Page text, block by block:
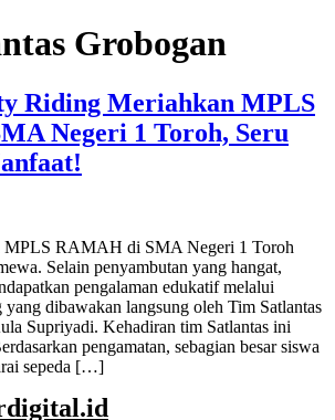
Grobogan
Riding Meriahkan MPLS
Negeri 1 Toroh, Seru
MPLS RAMAH di SMA Negeri 1 Toroh
Selain penyambutan yang hangat,
pengalaman edukatif melalui
dibawakan langsung oleh Tim Satlantas
Supriyadi. Kehadiran tim Satlantas ini
pengamatan, sebagian besar siswa
sepeda […]